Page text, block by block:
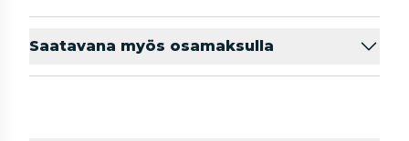
Saatavana myös osamaksulla